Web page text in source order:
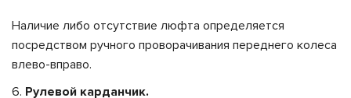
Наличие либо отсутствие люфта определяется
посредством ручного проворачивания переднего колеса
влево-вправо.
Рулевой карданчик.